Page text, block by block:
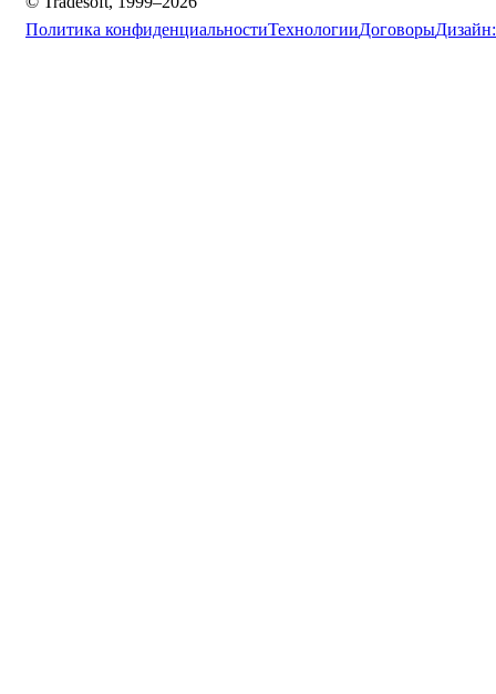
Политика конфиденциальностиТехнологииДоговорыДизайн: